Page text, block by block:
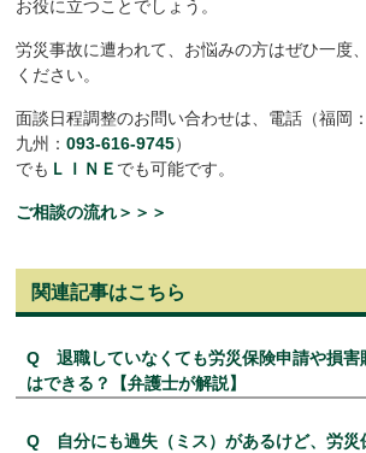
お役に立つことでしょう。
労災事故に遭われて、お悩みの方はぜひ一度
ください。
面談日程調整のお問い合わせは、電話（福岡
九州：093-616-9745）
でも ＬＩＮＥ でも可能です。
ご相談の流れ＞＞＞
関連記事はこちら
Q 退職していなくても労災保険申請や損害
はできる？【弁護士が解説】
Q 自分にも過失（ミス）があるけど、労災